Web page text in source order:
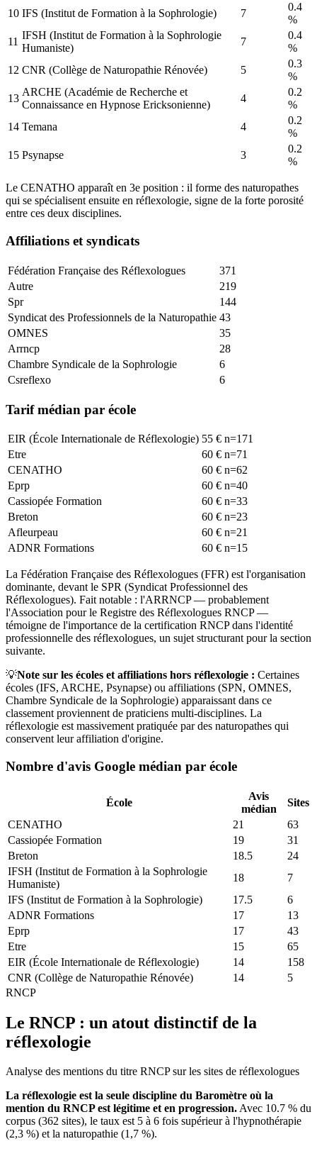
10 IFS (Institut de Formation à la Sophrologie) 7
0.4
%
11
IFSH (Institut de Formation à la Sophrologie
Humaniste)
7
0.4
%
12 CNR (Collège de Naturopathie Rénovée) 5
0.3
%
13
ARCHE (Académie de Recherche et
Connaissance en Hypnose Ericksonienne)
4
0.2
%
14 Temana 4
0.2
%
15 Psynapse 3
0.2
%
Le CENATHO apparaît en 3e position : il forme des naturopathes
qui se spécialisent ensuite en réflexologie, signe de la forte porosité
entre ces deux disciplines.
Affiliations et syndicats
Fédération Française des Réflexologues
371
Autre
219
Spr
144
Syndicat des Professionnels de la Naturopathie 43
OMNES
35
Arrncp
28
Chambre Syndicale de la Sophrologie
6
Csreflexo
6
Tarif médian par école
EIR (École Internationale de Réflexologie) 55 € n=171
Etre
60 € n=71
CENATHO
60 € n=62
Eprp
60 € n=40
Cassiopée Formation
60 € n=33
Breton
60 € n=23
Afleurpeau
60 € n=21
ADNR Formations
60 € n=15
La Fédération Française des Réflexologues (FFR) est l'organisation
dominante, devant le SPR (Syndicat Professionnel des
Réflexologues). Fait notable : l'ARRNCP — probablement
l'Association pour le Registre des Réflexologues RNCP —
témoigne de l'importance de la certification RNCP dans l'identité
professionnelle des réflexologues, un sujet structurant pour la section
suivante.
💡Note sur les écoles et affiliations hors réflexologie : Certaines
écoles (IFS, ARCHE, Psynapse) ou affiliations (SPN, OMNES,
Chambre Syndicale de la Sophrologie) apparaissant dans ce
classement proviennent de praticiens multi-disciplines. La
réflexologie est massivement pratiquée par des naturopathes qui
conservent leur affiliation d'origine.
Nombre d'avis Google médian par école
École
Avis
médian
Sites
CENATHO
21
63
Cassiopée Formation
19
31
Breton
18.5
24
IFSH (Institut de Formation à la Sophrologie
Humaniste)
18
7
IFS (Institut de Formation à la Sophrologie)
17.5
6
ADNR Formations
17
13
Eprp
17
43
Etre
15
65
EIR (École Internationale de Réflexologie)
14
158
CNR (Collège de Naturopathie Rénovée)
14
5
RNCP
Le RNCP : un atout distinctif de la
réflexologie
Analyse des mentions du titre RNCP sur les sites de réflexologues
La réflexologie est la seule discipline du Baromètre où la
mention du RNCP est légitime et en progression.Avec 10.7 % du
corpus (362 sites), le taux est 5 à 6 fois supérieur à l'hypnothérapie
(2,3 %) et la naturopathie (1,7 %).